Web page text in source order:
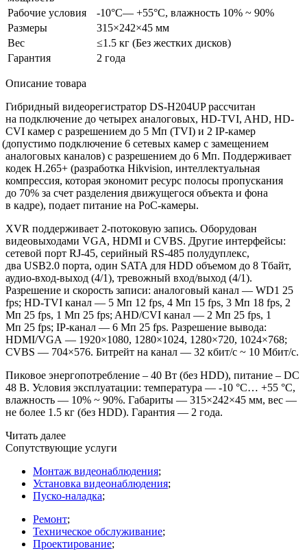
Рабочие условия
-10°C— +55°C, влажность 10% ~ 90%
Размеры
315×242×45 мм
Вес
≤1.5 кг (Без жестких дисков)
Гарантия
2 года
Описание товара
Гибридный видеорегистратор DS-H204UP рассчитан
на подключение до четырех аналоговых, HD-TVI, AHD, HD-
CVI камер с разрешением до 5 Мп (TVI) и 2 IP-камер
(допустимо подключение 6 сетевых камер с замещением
аналоговых каналов) с разрешением до 6 Мп. Поддерживает
кодек H.265+ (разработка Hikvision, интеллектуальная
компрессия, которая экономит ресурс полосы пропускания
до 70% за счет разделения движущегося объекта и фона
в кадре), подает питание на PoC-камеры.
XVR поддерживает 2-потоковую запись. Оборудован
видеовыходами VGA, HDMI и CVBS. Другие интерфейсы:
сетевой порт RJ-45, серийный RS-485 полудуплекс,
два USB2.0 порта, один SATA для HDD объемом до 8 Тбайт,
аудио-вход-выход (4/1), тревожный вход/выход (4/1).
Разрешение и скорость записи: аналоговый канал — WD1 25
fps; HD-TVI канал — 5 Мп 12 fps, 4 Мп 15 fps, 3 Мп 18 fps, 2
Мп 25 fps, 1 Мп 25 fps; AHD/CVI канал — 2 Мп 25 fps, 1
Мп 25 fps; IP-канал — 6 Мп 25 fps. Разрешение вывода:
HDMI/VGA — 1920×1080, 1280×1024, 1280×720, 1024×768;
CVBS — 704×576. Битрейт на канал — 32 кбит/с ~ 10 Мбит/с.
Пиковое энергопотребление – 40 Вт (без HDD), питание – DC
48 В. Условия эксплуатации: температура — -10 °C… +55 °C,
влажность — 10% ~ 90%. Габариты — 315×242×45 мм, вес —
не более 1.5 кг (без HDD). Гарантия — 2 года.
Читать далее
Сопутствующие услуги
Монтаж видеонаблюдения;
Установка видеонаблюдения;
Пуско-наладка;
Ремонт;
Техническое обслуживание;
Проектирование;